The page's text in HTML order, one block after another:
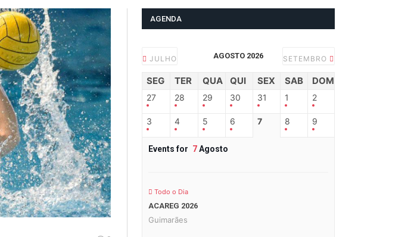
AGENDA
JULHO AGOSTO 2026 SETEMBRO
SEG TER QUA QUI SEX SAB DOM
27 28 29 30 31 1 2
3 4 5 6 7 8 9
Events for 7Agosto
Todo o Dia
ACAREG 2026
Guimarães